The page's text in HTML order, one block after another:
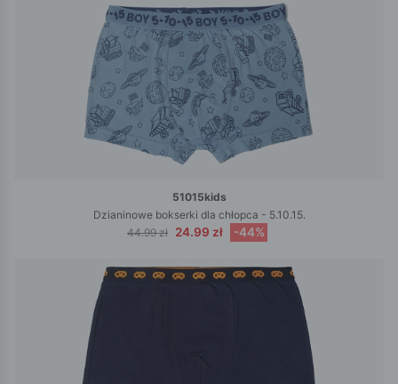
51015kids
Dzianinowe bokserki dla chłopca - 5.10.15.
44.99 zł 24.99 zł -44%